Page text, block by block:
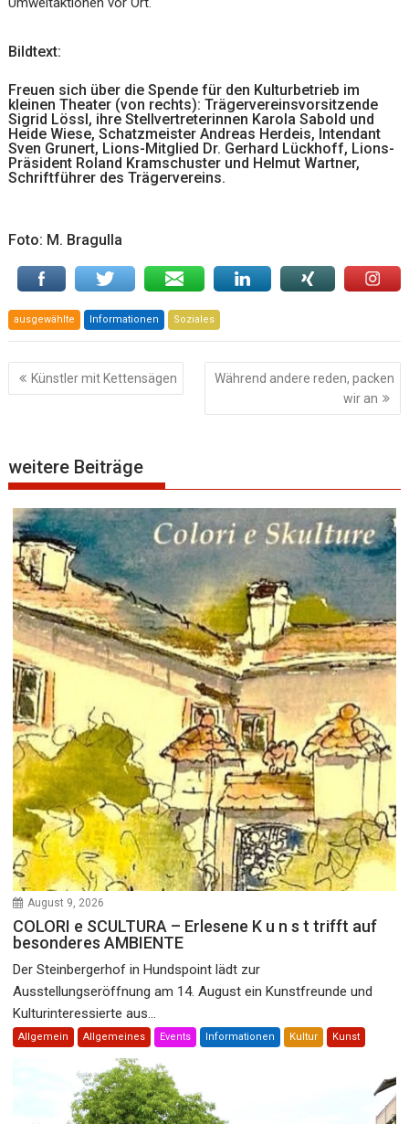
Bildtext:
Freuen sich über die Spende für den Kulturbetrieb im
kleinen Theater (von rechts): Trägervereinsvorsitzende
Sigrid Lössl, ihre Stellvertreterinnen Karola Sabold und
Heide Wiese, Schatzmeister Andreas Herdeis, Intendant
Sven Grunert, Lions-Mitglied Dr. Gerhard Lückhoff, Lions-
Präsident Roland Kramschuster und Helmut Wartner,
Schriftführer des Trägervereins.
Foto: M. Bragulla
ausgewählte Informationen Soziales
Beitragsnavigation
Künstler mit Kettensägen
Während andere reden, packen
wir an
weitere Beiträge
August 9, 2026
COLORI e SCULTURA – Erlesene K u n s t trifft auf
besonderes AMBIENTE
Der Steinbergerhof in Hundspoint lädt zur
Ausstellungseröffnung am 14. August ein Kunstfreunde und
Kulturinteressierte aus...
Allgemein Allgemeines Events Informationen Kultur Kunst